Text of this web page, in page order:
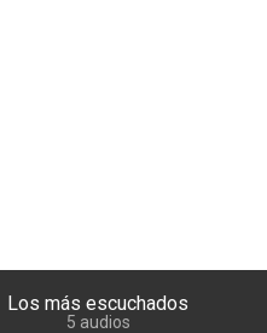
Los más escuchados
5 audios